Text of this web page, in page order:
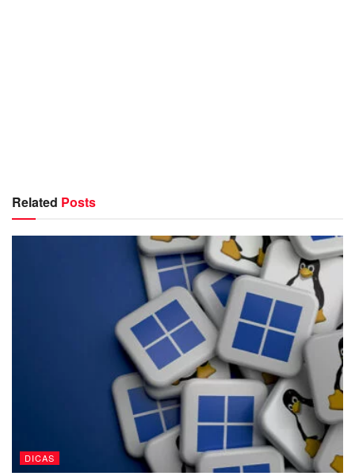
Related Posts
DICAS